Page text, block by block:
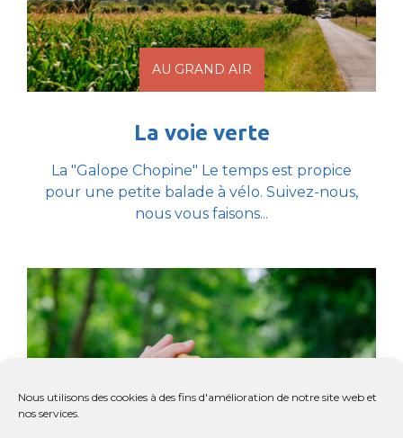
Nous utilisons des cookies à des fins d'amélioration de notre site web et
nos services.
AU GRAND AIR
La voie verte
La "Galope Chopine" Le temps est propice
pour une petite balade à vélo. Suivez-nous,
nous vous faisons...